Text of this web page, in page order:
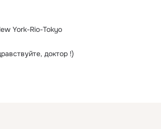
York-Rio-Tokyo
доктор !)